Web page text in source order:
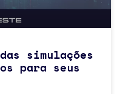
simulações
para seus